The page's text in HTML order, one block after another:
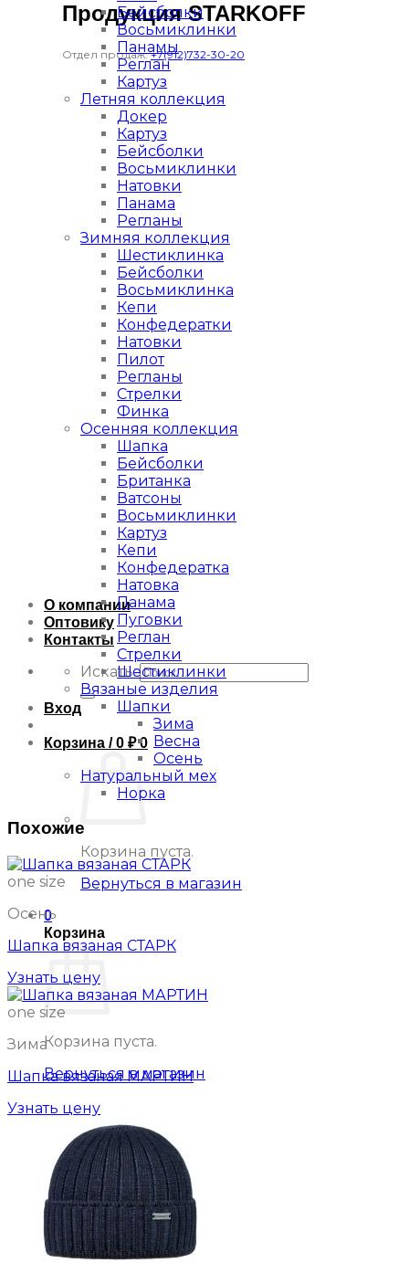
Продукция STARKOFF
Отдел продаж:+7(912)732-30-20
О компании
Оптовику
Контакты
Искать:
Вход
Корзина /0 ₽ 0
Корзина пуста.
Вернуться в магазин
0
Корзина
Корзина пуста.
Вернуться в магазин
Бейсболки
Восьмиклинки
Панамы
Реглан
Картуз
Летняя коллекция
Докер
Картуз
Бейсболки
Восьмиклинки
Натовки
Панама
Регланы
Зимняя коллекция
Шестиклинка
Бейсболки
Восьмиклинка
Кепи
Конфедератки
Натовки
Пилот
Регланы
Стрелки
Финка
Осенняя коллекция
Шапка
Бейсболки
Британка
Ватсоны
Восьмиклинки
Картуз
Кепи
Конфедератка
Натовка
Панама
Пуговки
Реглан
Стрелки
Шестиклинки
Вязаные изделия
Шапки
Зима
Весна
Осень
Натуральный мех
Норка
Похожие
one size
Осень
Шапка вязаная СТАРК
Узнать цену
one size
Зима
Шапка вязаная МАРТИН
Узнать цену